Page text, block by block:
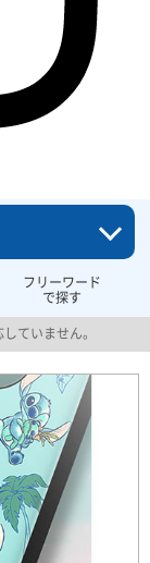
フリーワード
で探す
ていません。